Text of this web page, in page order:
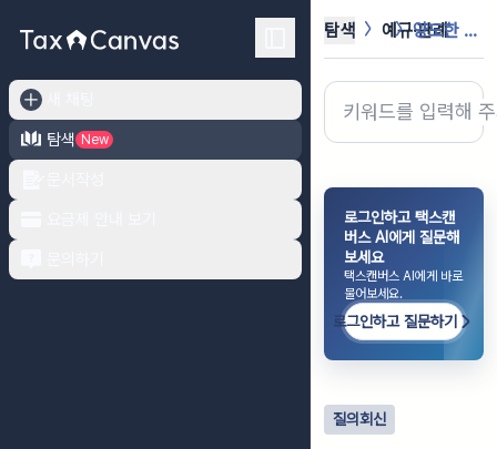
탐색
New
탐색 예규·판례 양도한 토지가 사실상의 농지인 경우 ...
로그인하고 택스캔
버스 AI에게 질문해
보세요
택스캔버스 AI에게 바로
물어보세요.
로그인하고 질문하기
질의회신